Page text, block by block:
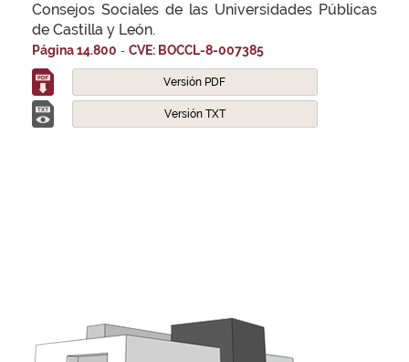
Consejos Sociales de las Universidades Públicas
de Castilla y León.
Página 14.800 - CVE: BOCCL-8-007385
Versión PDF
Versión TXT